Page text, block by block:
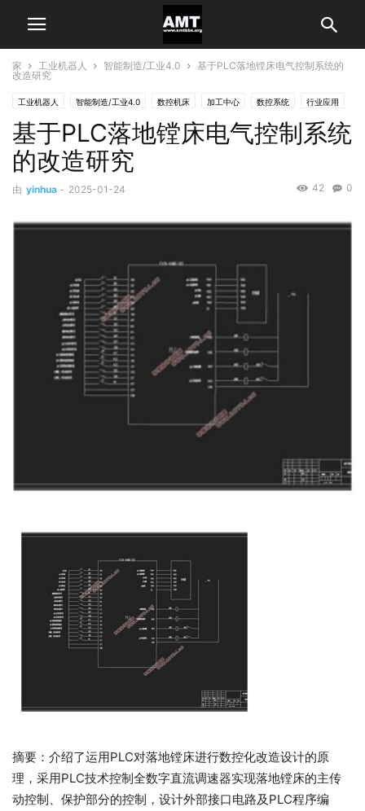
家 工业机器人 智能制造/工业4.0
基于PLC落地镗床电气控制系统的
改造研究
工业机器人 智能制造/工业4.0 数控机床 加工中心 数控系统 行业应用
能源重工
基于PLC落地镗床电气控制系统
的改造研究
由 yinhua - 2025-01-24 0
42
摘要：介绍了运用PLC对落地镗床进行数控化改造设计的原
理，采用PLC技术控制全数字直流调速器实现落地镗床的主传
动控制、保护部分的控制，设计外部接口电路及PLC程序编